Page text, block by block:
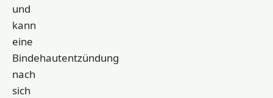
und
kann
eine
Bindehautentzündung
nach
sich